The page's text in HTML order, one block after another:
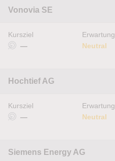
Vonovia SE
Kursziel
—
Erwartung
Neutral
Hochtief AG
Kursziel
—
Erwartung
Neutral
Siemens Energy AG